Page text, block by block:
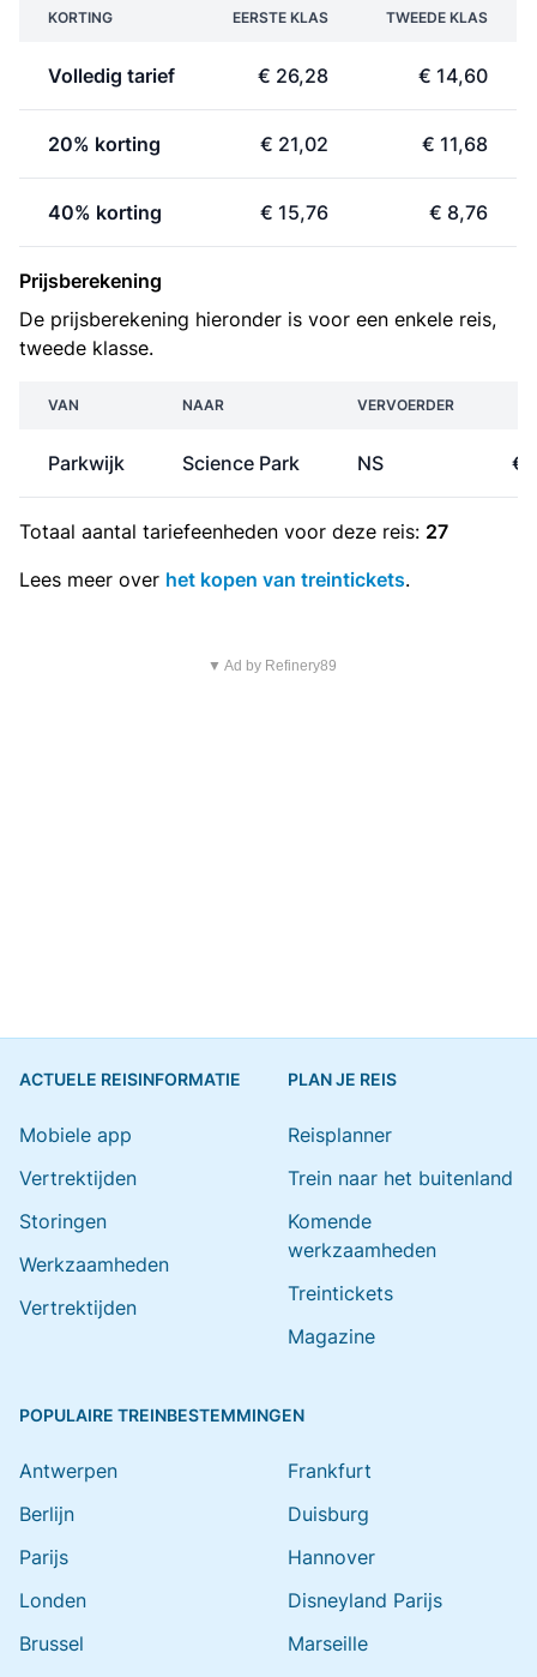
KORTING EERSTE KLAS TWEEDE KLAS
Volledig tarief € 26,28 € 14,60
20% korting € 21,02 € 11,68
40% korting € 15,76 € 8,76
Prijsberekening
De prijsberekening hieronder is voor een enkele reis,
tweede klasse.
VAN NAAR VERVOERDER
Parkwijk Science Park NS €
Totaal aantal tariefeenheden voor deze reis: 27
Lees meer over het kopen van treintickets.
▼ Ad by Refinery89
ACTUELE REISINFORMATIE
Mobiele app
Vertrektijden
Storingen
Werkzaamheden
Vertrektijden
PLAN JE REIS
Reisplanner
Trein naar het buitenland
Komende
werkzaamheden
Treintickets
Magazine
POPULAIRE TREINBESTEMMINGEN
Antwerpen
Berlijn
Parijs
Londen
Brussel
Frankfurt
Duisburg
Hannover
Disneyland Parijs
Marseille